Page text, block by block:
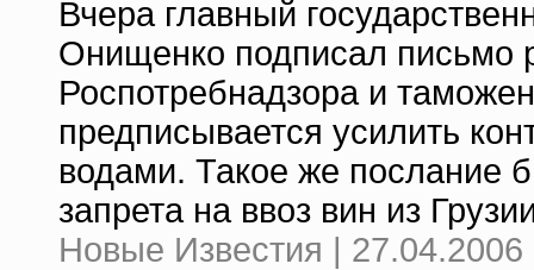
Вчера главный
Онищенко подписал письмо
Роспотребнадзора и
предписывается усилить
водами. Такое же послание
запрета на ввоз вин из
Новые Известия | 27.04.2006